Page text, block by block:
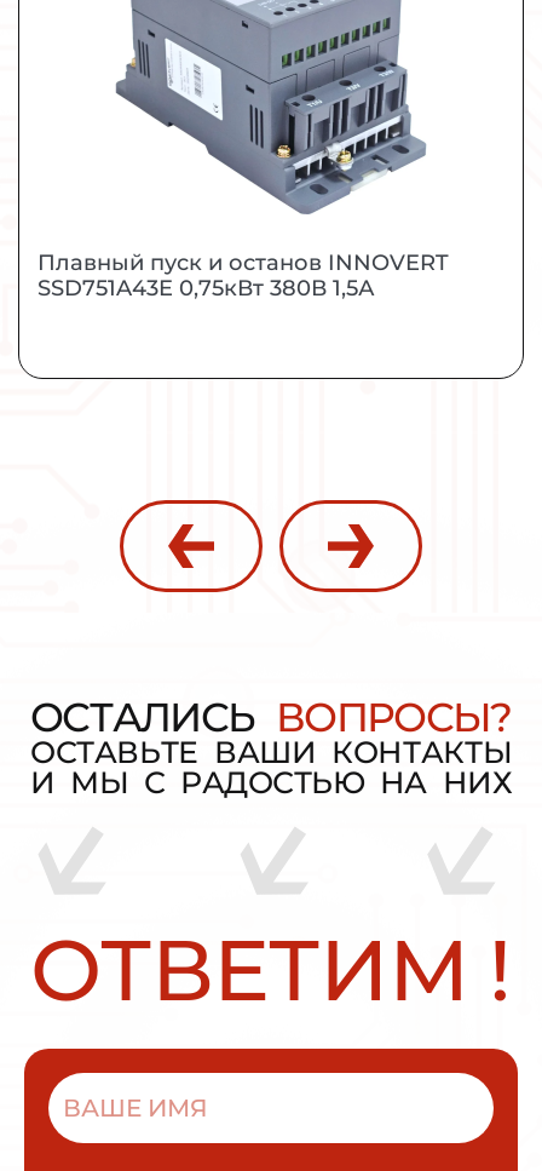
Плавный пуск и останов INNOVERT
SSD751A43E 0,75кВт 380В 1,5А
УПП для промышленных применений малой и
средней мощности.
МОЩНОСТЬ
ЗАКАЗАТЬ ПОДРОБНЕЕ
ОСТАЛИСЬ ВОПРОСЫ?
ОСТАВЬТЕ ВАШИ КОНТАКТЫ
И МЫ С РАДОСТЬЮ НА НИХ
ОТВЕТИМ !